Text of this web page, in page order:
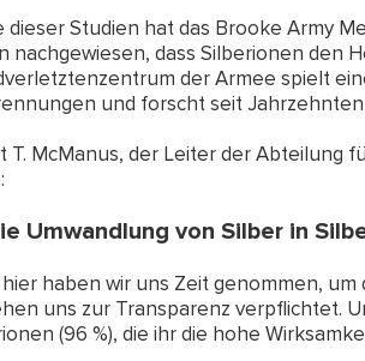
dieser Studien hat das Brooke Army
nachgewiesen, dass Silberionen den
der Armee spielt
und forscht seit
T. McManus, der Leiter der Abteilung
Umwandlung von Silber in
haben wir uns Zeit genommen,
uns zur Transparenz verpflichtet.
(96 %), die ihr die hohe